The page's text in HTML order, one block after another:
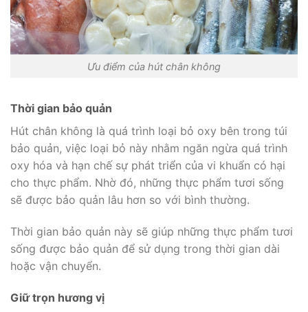
Ưu điểm của hút chân không
Thời gian bảo quản
Hút chân không là quá trình loại bỏ oxy bên trong túi
bảo quản, việc loại bỏ này nhằm ngăn ngừa quá trình
oxy hóa và hạn chế sự phát triển của vi khuẩn có hại
cho thực phẩm. Nhờ đó, những thực phẩm tươi sống
sẽ được bảo quản lâu hơn so với bình thường.
Thời gian bảo quản này sẽ giúp những thực phẩm tươi
sống được bảo quản để sử dụng trong thời gian dài
hoặc vận chuyển.
Giữ trọn hương vị